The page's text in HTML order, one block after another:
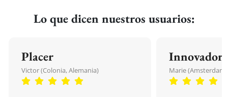
Lo que dicen nuestros usuarios:
Placer
Victor (Colonia, Alemania)
Innovador
Marie (Amsterdam,